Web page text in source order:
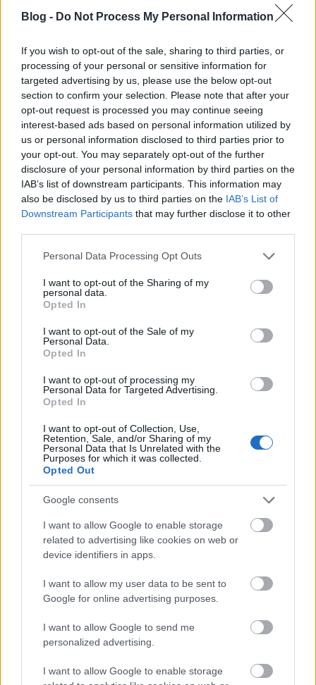
Blog - Do Not Process My Personal Information
If you wish to opt-out of the sale, sharing to third parties, or
processing of your personal or sensitive information for
targeted advertising by us, please use the below opt-out
section to confirm your selection. Please note that after your
opt-out request is processed you may continue seeing
interest-based ads based on personal information utilized by
us or personal information disclosed to third parties prior to
your opt-out. You may separately opt-out of the further
disclosure of your personal information by third parties on the
IAB’s list of downstream participants. This information may
also be disclosed by us to third parties on the IAB’s List of
Downstream Participants that may further disclose it to other
Please note that this website/app uses one or more Google
not limited to your visit or usage behaviour. You may click to
grant or deny consent to Google and its third-party tags to
use your data for below specified purposes in below Google
consent section.
Personal Data Processing Opt Outs
I want to opt-out of the Sharing of my
personal data.
Opted In
I want to opt-out of the Sale of my
Personal Data.
Opted In
I want to opt-out of processing my
Personal Data for Targeted Advertising.
Opted In
I want to opt-out of Collection, Use,
Retention, Sale, and/or Sharing of my
Personal Data that Is Unrelated with the
Purposes for which it was collected.
Opted Out
Google consents
I want to allow Google to enable storage
related to advertising like cookies on web or
device identifiers in apps.
I want to allow my user data to be sent to
Google for online advertising purposes.
I want to allow Google to send me
personalized advertising.
I want to allow Google to enable storage
Marcellusca
12 éve
@Penivaldes: Csak a vállad? :DDD
PeniValdes
12 éve
@Marcellusca: oda sírsz, vagy nem?
Marcellusca
12 éve
nedves legyen. :DD
PeniValdes
12 éve
@Marcellusca: öööö én sehol sem akarom, hogy
sírjál..:)
Orica Középföldi
12 éve
@rodeo36 :
G-nek nem kell ahhoz segítség, hogy fekete seggű
legyen:)))
Ez az egyetlen, amit önállóan és kiváló szinten
Azt mindenki maga dönti el, hogy mikor, milyen
stílusban, milyen témában próbál vele "beszélgetni",
egyáltalán akar-e.
Sokféle motivációt látok:))